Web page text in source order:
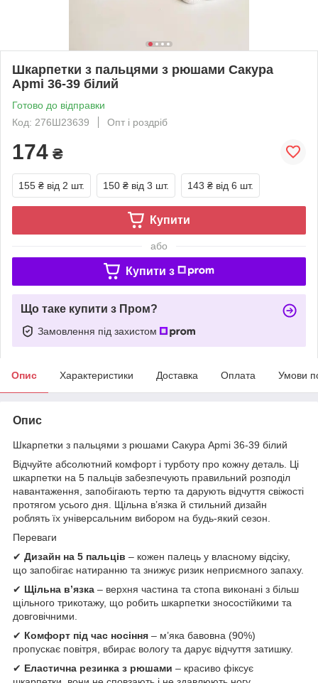
Шкарпетки з пальцями з рюшами Сакура
Apmi 36-39 білий
Готово до відправки
Код: 276Ш23639
Опт і роздріб
174 ₴
155 ₴ від 2 шт. 150 ₴ від 3 шт. 143 ₴ від 6 шт.
Купити
або
Купити з
Що таке купити з Пром?
Замовлення під захистом
Опис Характеристики Доставка Оплата Умови
Опис
Шкарпетки з пальцями з рюшами Сакура Apmi 36-39 білий
Відчуйте абсолютний комфорт і турботу про кожну деталь. Ці
шкарпетки на 5 пальців забезпечують правильний розподіл
навантаження, запобігають тертю та дарують відчуття свіжості
протягом усього дня. Щільна в’язка й стильний дизайн
роблять їх універсальним вибором на будь-який сезон.
Переваги
✔ Дизайн на 5 пальців – кожен палець у власному відсіку,
що запобігає натиранню та знижує ризик неприємного запаху.
✔ Щільна в’язка – верхня частина та стопа виконані з більш
щільного трикотажу, що робить шкарпетки зносостійкими та
довговічними.
✔ Комфорт під час носіння – м’яка бавовна (90%)
пропускає повітря, вбирає вологу та дарує відчуття затишку.
✔ Еластична резинка з рюшами – красиво фіксує